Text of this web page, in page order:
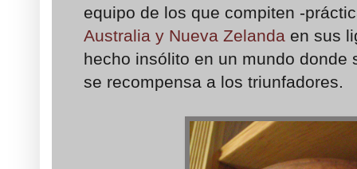
equipo de los que compiten -
Australia y Nueva Zelanda en sus
hecho insólito en un mundo donde
se recompensa a los triunfadores.